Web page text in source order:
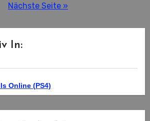
Nächste Seite »
In:
Online (PS4)